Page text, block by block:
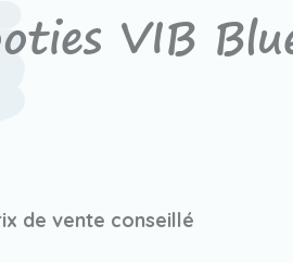
VIB
de vente conseillé